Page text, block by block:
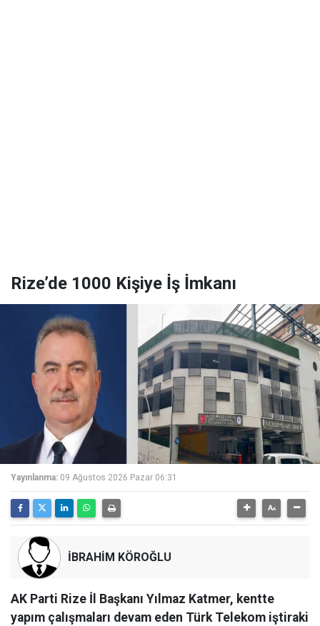
Rize’de 1000 Kişiye İş İmkanı
Yayınlanma: 09 Ağustos 2026 Pazar 06:31
İBRAHİM KÖROĞLU
AK Parti Rize İl Başkanı Yılmaz Katmer, kentte
yapım çalışmaları devam eden Türk Telekom iştiraki